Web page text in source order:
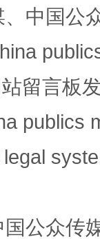
中国公
留言板
publics
公众传